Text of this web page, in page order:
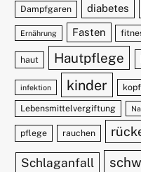
Dampfgaren diabetes
Ernährung Fasten
haut Hautpflege
infektion kinder
Lebensmittelvergiftung
pflege rauchen
Schlaganfall